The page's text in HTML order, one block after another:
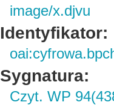
image/x.djvu
Identyfikator:
Sygnatura:
Czyt. WP